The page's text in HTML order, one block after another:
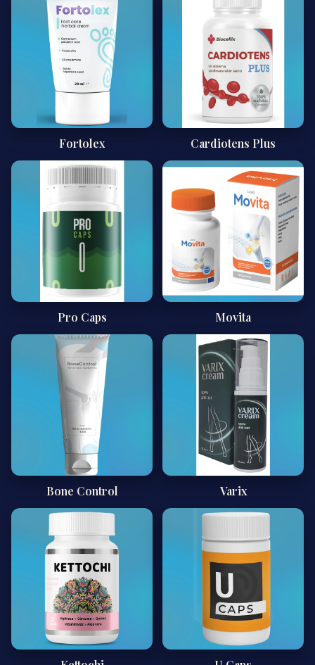
Fortolex Cardiotens Plus
Pro Caps Movita
Bone Control Varix